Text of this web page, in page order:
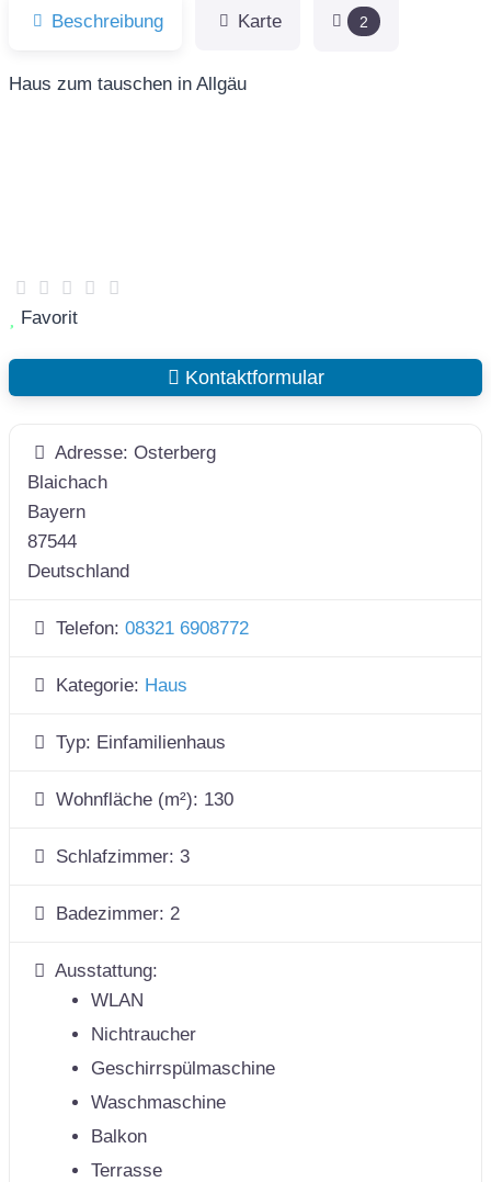
Beschreibung Karte 2
Haus zum tauschen in Allgäu
Favorit
Kontaktformular
Adresse:Osterberg
Blaichach
Bayern
87544
Deutschland
Telefon:08321 6908772
Kategorie: Haus
Typ: Einfamilienhaus
Wohnfläche (m²): 130
Schlafzimmer:3
Badezimmer: 2
Ausstattung:
WLAN
Nichtraucher
Geschirrspülmaschine
Waschmaschine
Balkon
Terrasse